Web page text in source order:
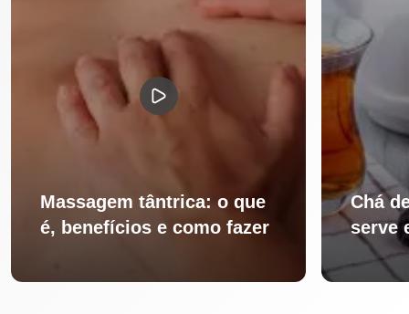
Massagem tântrica: o que
é, benefícios e como fazer
Chá
serve